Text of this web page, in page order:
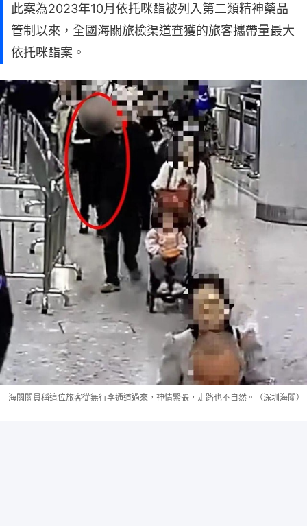
此案為2023年10月依托咪酯被列入第二類精神藥品
管制以來，全國海關旅檢渠道查獲的旅客攜帶量最大
依托咪酯案。
海關關員稱這位旅客從無行李通道過來，神情緊張，走路也不自然。（深圳海關）